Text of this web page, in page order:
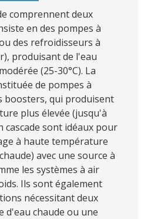
comprennent deux
en des pompes à
des refroidisseurs à
produisant de l'eau
(25-30°C). La
de pompes à
boosters, qui produisent
plus élevée (jusqu'à
cascade sont idéaux pour
à haute température
avec une source à
les systèmes à air
Ils sont également
nécessitant deux
d'eau chaude ou une